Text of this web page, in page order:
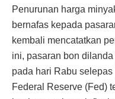
Penurunan harga
bernafas kepada
kembali mencatatkan
ini, pasaran bon
pada hari Rabu
Federal Reserve (Fed)